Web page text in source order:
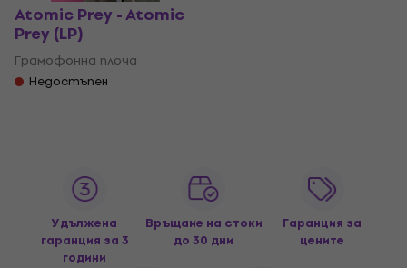
Atomic Prey - Atomic
Prey (LP)
Грамофонна плоча
Недостъпен
Удължена
гаранция за 3
години
Връщане на стоки
до 30 дни
Гаранция за
цените